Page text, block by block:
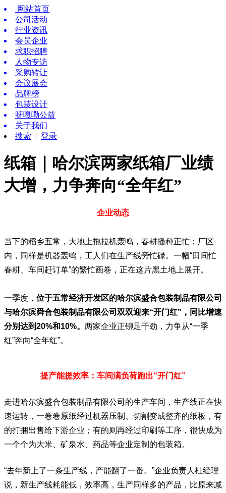
网站首页
公司活动
行业资讯
会员企业
求职招聘
人物专访
采购转让
会议展会
品牌榜
包装设计
呀嘎嘞公益
关于我们
搜索 | 登录
纸箱｜哈尔滨两家纸箱厂业绩
大增，力争奔向“全年红”
企业动态
当下的稻乡五常，大地上拖拉机轰鸣，春耕播种正忙；厂区
内，同样是机器轰鸣，工人们在生产线旁忙碌。一幅“田间忙
春耕、车间赶订单”的繁忙画卷，正在这片黑土地上展开。
一季度， 位于五常经济开发区的哈尔滨盛合包装制品有限公司
与哈尔滨舜合包装制品有限公司双双迎来“开门红”，同比增速
分别达到20%和10%。 两家企业正铆足干劲，力争从“一季
红”奔向“全年红”。
提产能提效率：车间满负荷跑出“开门红”
走进哈尔滨盛合包装制品有限公司的生产车间，生产线正在快
速运转，一卷卷原纸经过机器压制、切割变成整齐的纸板，有
的打捆出售给下游企业；有的则再经过印刷等工序，很快成为
一个个为大米、矿泉水、药品等企业定制的包装箱。
“去年新上了一条生产线，产能翻了一番。”企业负责人杜经理
说，新生产线耗能低，效率高，生产同样多的产品，比原来减